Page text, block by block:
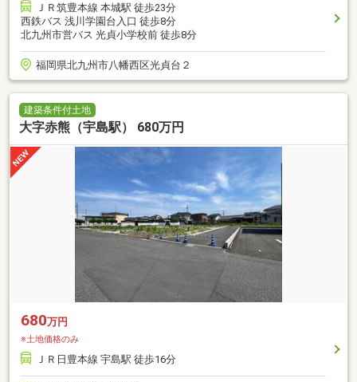
ＪＲ筑豊本線 本城駅 徒歩23分
西鉄バス 浅川学園台入口 徒歩8分
北九州市営バス 光貞小学校前 徒歩8分
福岡県北九州市八幡西区光貞台２
建築条件付土地
大字赤熊（宇島駅） 680万円
680万円
※土地価格のみ
ＪＲ日豊本線 宇島駅 徒歩16分